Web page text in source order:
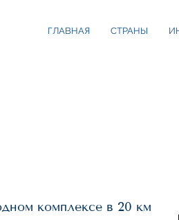
ГЛАВНАЯ СТРАНЫ
комплексе в 20 км